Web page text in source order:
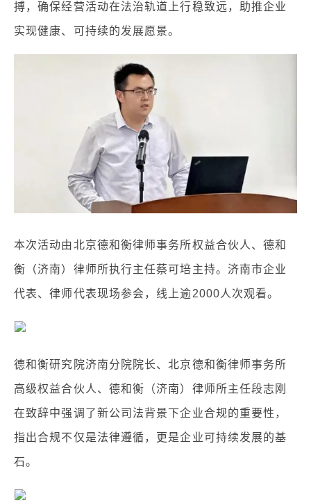
搏，确保经营活动在法治轨道上行稳致远，助推企业
实现健康、可持续的发展愿景。
本次活动由北京德和衡律师事务所权益合伙人、德和
衡（济南）律师所执行主任蔡可培主持。济南市企业
代表、律师代表现场参会，线上逾2000人次观看。
德和衡研究院济南分院院长、北京德和衡律师事务所
高级权益合伙人、德和衡（济南）律师所主任段志刚
在致辞中强调了新公司法背景下企业合规的重要性，
指出合规不仅是法律遵循，更是企业可持续发展的基
石。